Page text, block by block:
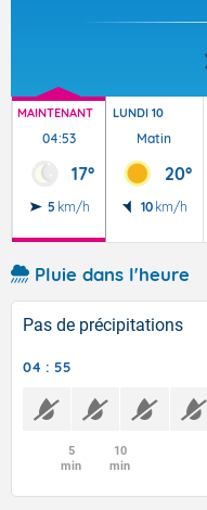
MAINTENANT
04:53
17°
5 km/h
LUNDI 10
Matin
20°
10 km/h
Pluie dans l'heure
Pas de précipitations
04 : 55
5
min
10
min